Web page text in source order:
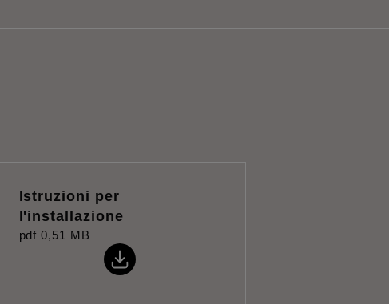
Istruzioni per
l'installazione
pdf 0,51 MB